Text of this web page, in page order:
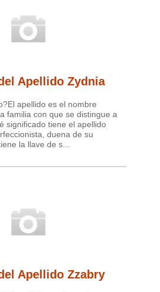
Apellido Zydnia
apellido es el nombre
familia con que se distingue a
significado tiene el apellido
duena de su
la llave de s...
Apellido Zzabry